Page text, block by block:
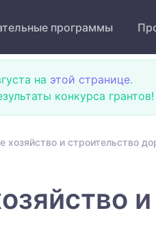
программы
на этой странице.
конкурса грантов!
хозяйство и строительство